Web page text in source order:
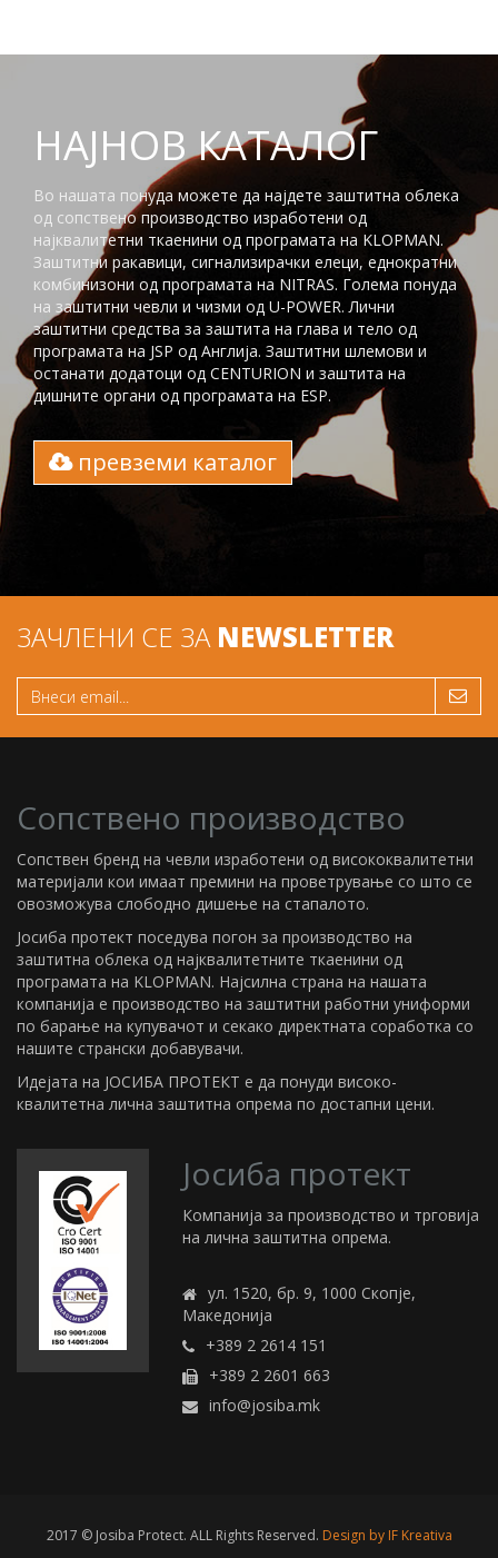
НАЈНОВ КАТАЛОГ
Во нашата понуда можете да најдете заштитна облека
од сопствено производство изработени од
најквалитетни ткаенини од програмата на KLOPMAN.
Заштитни ракавици, сигнализирачки елеци, еднократни
комбинизони од програмата на NITRAS. Голема понуда
на заштитни чевли и чизми од U-POWER. Лични
заштитни средства за заштита на глaва и тело од
програмата на JSP од Англија. Заштитни шлемови и
останати додатоци од CENTURION и заштита на
дишните органи од програмата на ESP.
превземи каталог
ЗАЧЛЕНИ СЕ ЗА NEWSLETTER
Сопствено производство
Сопствен бренд на чевли изработени од висококвалитетни
материјали кои имаат премини на проветрување со што се
овозможува слободно дишење на стапалото.
Јосиба протект поседува погон за производство на
заштитна облека од најквалитетните ткаенини од
програмата на KLOPMAN. Најсилна страна на нашата
компанија е производство на заштитни работни униформи
по барање на купувачот и секако директната соработка со
нашите странски добавувачи.
Идејата на ЈОСИБА ПРОТЕКТ е да понуди високо-
квалитетна лична заштитна опрема по достапни цени.
Јосиба протект
Компанија за производство и трговија
на лична заштитна опрема.
ул. 1520, бр. 9, 1000 Скопје,
Македонија
+389 2 2614 151
+389 2 2601 663
info@josiba.mk
2017 © Josiba Protect. ALL Rights Reserved. Design by IF Kreativa